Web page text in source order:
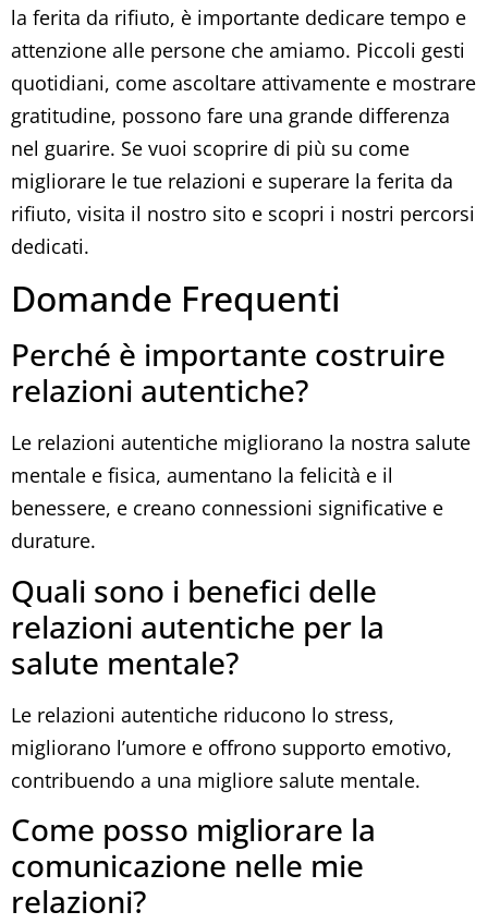
la ferita da rifiuto, è importante dedicare tempo e
attenzione alle persone che amiamo. Piccoli gesti
quotidiani, come ascoltare attivamente e mostrare
gratitudine, possono fare una grande differenza
nel guarire. Se vuoi scoprire di più su come
migliorare le tue relazioni e superare la ferita da
rifiuto, visita il nostro sito e scopri i nostri percorsi
dedicati.
Domande Frequenti
Perché è importante costruire
relazioni autentiche?
Le relazioni autentiche migliorano la nostra salute
mentale e fisica, aumentano la felicità e il
benessere, e creano connessioni significative e
durature.
Quali sono i benefici delle
relazioni autentiche per la
salute mentale?
Le relazioni autentiche riducono lo stress,
migliorano l’umore e offrono supporto emotivo,
contribuendo a una migliore salute mentale.
Come posso migliorare la
comunicazione nelle mie
relazioni?